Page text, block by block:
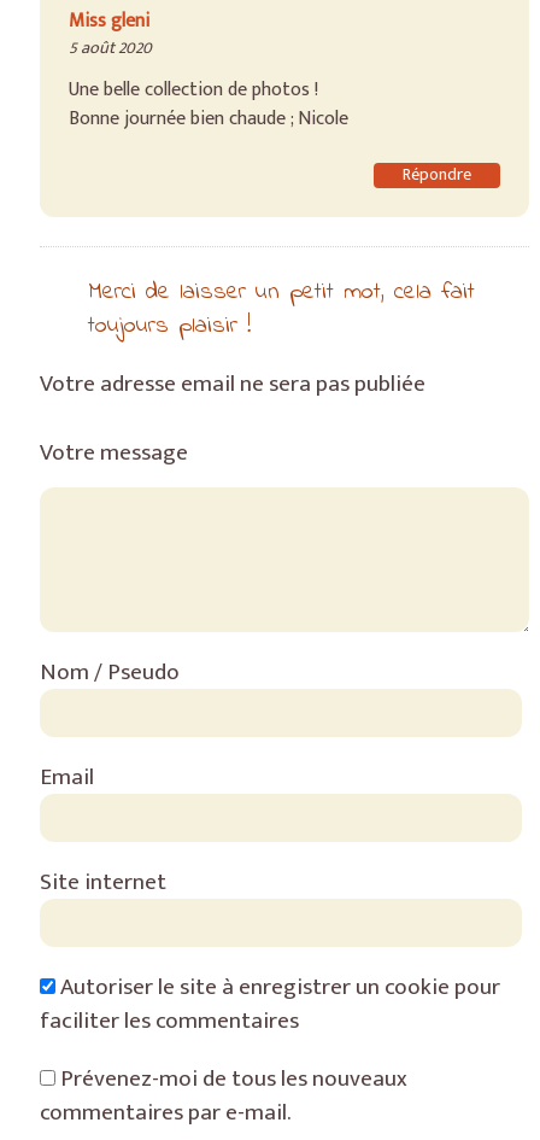
Miss gleni
5 août 2020
Une belle collection de photos !
Bonne journée bien chaude ; Nicole
Répondre
Merci de laisser un petit mot, cela fait
toujours plaisir !
Votre adresse email ne sera pas publiée
Votre message
Nom / Pseudo
Email
Site internet
Autoriser le site à enregistrer un cookie pour
faciliter les commentaires
Prévenez-moi de tous les nouveaux
commentaires par e-mail.